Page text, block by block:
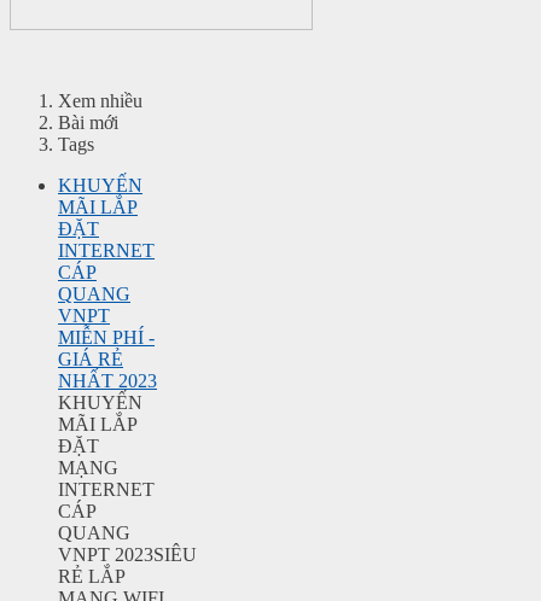
Xem nhiều
Bài mới
Tags
KHUYẾN
MÃI LẮP
ĐẶT
INTERNET
CÁP
QUANG
VNPT
MIỄN PHÍ -
GIÁ RẺ
NHẤT 2023
KHUYẾN
MÃI LẮP
ĐẶT
MẠNG
INTERNET
CÁP
QUANG
VNPT 2023SIÊU
RẺ LẮP